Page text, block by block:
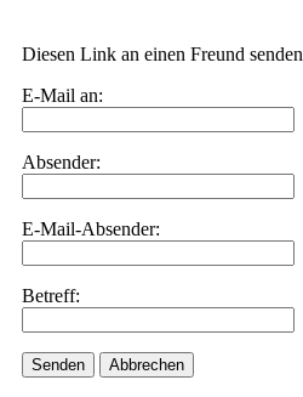
Diesen Link an einen Freund senden
E-Mail an:
Absender:
E-Mail-Absender:
Betreff:
Senden Abbrechen